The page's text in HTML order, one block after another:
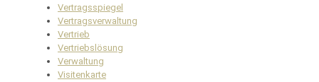
Vertragsspiegel
Vertragsverwaltung
Vertrieb
Vertriebslösung
Verwaltung
Visitenkarte